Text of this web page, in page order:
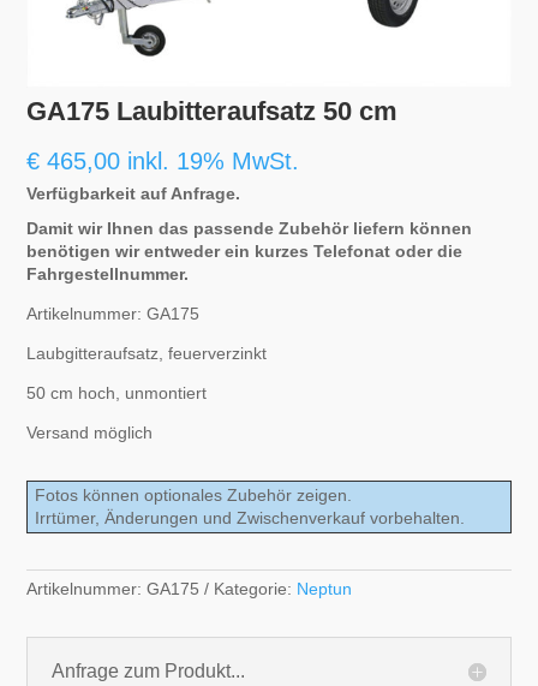
GA175 Laubitteraufsatz 50 cm
€ 465,00 inkl. 19% MwSt.
Verfügbarkeit auf Anfrage.
Damit wir Ihnen das passende Zubehör liefern können
benötigen wir entweder ein kurzes Telefonat oder die
Fahrgestellnummer.
Artikelnummer: GA175
Laubgitteraufsatz, feuerverzinkt
50 cm hoch, unmontiert
Versand möglich
Fotos können optionales Zubehör zeigen.
Irrtümer, Änderungen und Zwischenverkauf vorbehalten.
Artikelnummer:GA175 Kategorie: Neptun
Anfrage zum Produkt...